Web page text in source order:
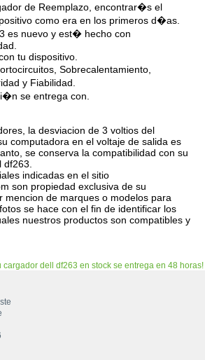
de Reemplazo, encontrar�s el
como era en los primeros d�as.
es nuevo y est� hecho con
tu dispositivo.
Sobrecalentamiento,
y Fiabilidad.
se entrega con.
la desviacion de 3 voltios del
computadora en el voltaje de salida es
se conserva la compatibilidad con su
indicadas en el sitio
son propiedad exclusiva de su
mencion de marques o modelos para
se hace con el fin de identificar los
nuestros productos son compatibles y
dell df263 en stock se entrega en 48 horas!